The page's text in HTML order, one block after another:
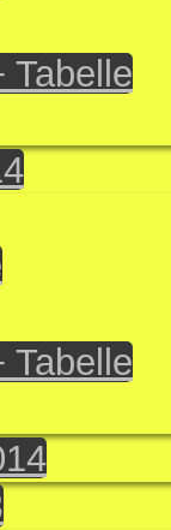
Tabelle
Tabelle